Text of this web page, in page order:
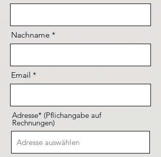
Nachname
Email
Adresse* (Pflichangabe auf
Rechnungen)